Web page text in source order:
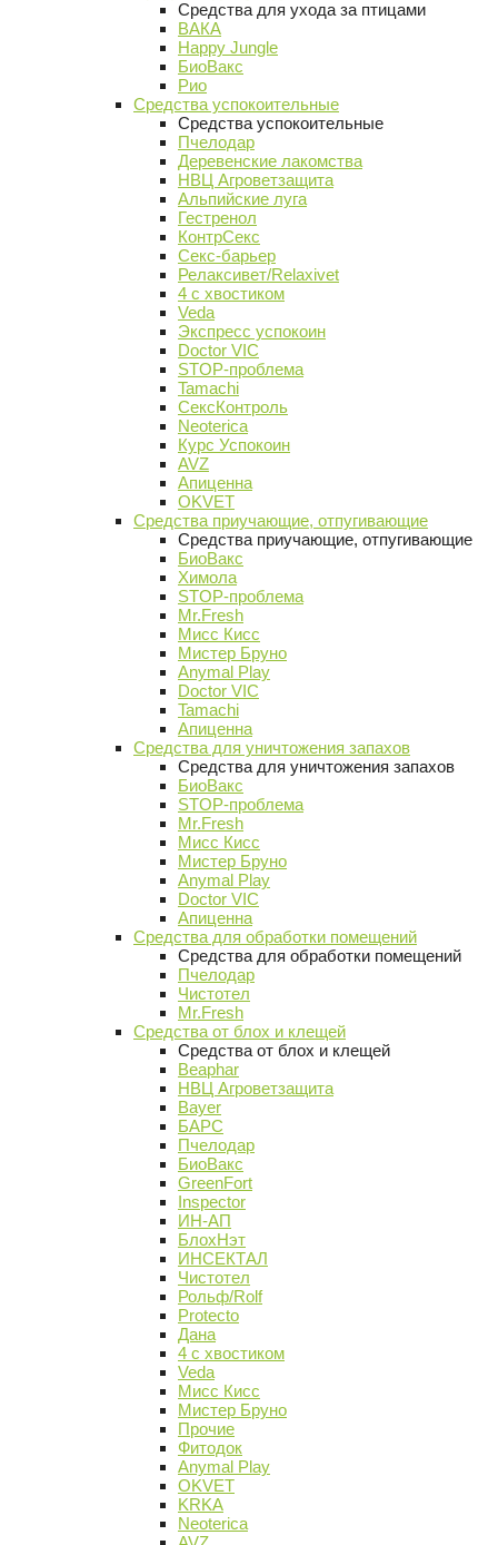
Средства для ухода за птицами
ВАКА
Happy Jungle
БиоВакс
Рио
Средства успокоительные
Средства успокоительные
Пчелодар
Деревенские лакомства
НВЦ Агроветзащита
Альпийские луга
Гестренол
КонтрСекс
Секс-барьер
Релаксивет/Relaxivet
4 с хвостиком
Veda
Экспресс успокоин
Doctor VIC
STOP-проблема
Tamachi
СексКонтроль
Neoterica
Курс Успокоин
AVZ
Апиценна
OKVET
Средства приучающие, отпугивающие
Средства приучающие, отпугивающие
БиоВакс
Химола
STOP-проблема
Mr.Fresh
Мисс Кисс
Мистер Бруно
Anymal Play
Doctor VIC
Tamachi
Апиценна
Средства для уничтожения запахов
Средства для уничтожения запахов
БиоВакс
STOP-проблема
Mr.Fresh
Мисс Кисс
Мистер Бруно
Anymal Play
Doctor VIC
Апиценна
Средства для обработки помещений
Средства для обработки помещений
Пчелодар
Чистотел
Mr.Fresh
Средства от блох и клещей
Средства от блох и клещей
Beaphar
НВЦ Агроветзащита
Bayer
БАРС
Пчелодар
БиоВакс
GreenFort
Inspector
ИН-АП
БлохНэт
ИНСЕКТАЛ
Чистотел
Рольф/Rolf
Protecto
Дана
4 с хвостиком
Veda
Мисс Кисс
Мистер Бруно
Прочие
Фитодок
Anymal Play
OKVET
KRKA
Neoterica